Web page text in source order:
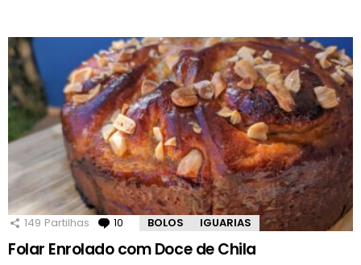
149 Partilhas 10 Comentários
BOLOS IGUARIAS
Folar Enrolado com Doce de Chila